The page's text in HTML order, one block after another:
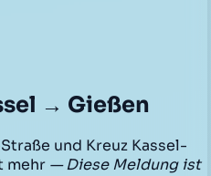
→ Gießen
und Kreuz Kassel-
mehr — Diese Meldung ist